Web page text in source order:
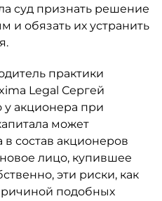
суд признать решение
и обязать их устранить
практики
Legal Сергей
акционера при
может
состав акционеров
лицо, купившее
эти риски, как
подобных